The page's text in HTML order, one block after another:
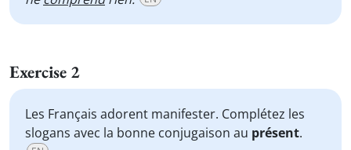
Exercise 2
Les Français adorent manifester. Complétez les
slogans avec la bonne conjugaison au présent.